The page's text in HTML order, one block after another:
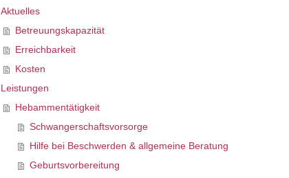
Aktuelles
Betreuungskapazität
Erreichbarkeit
Kosten
Leistungen
Hebammentätigkeit
Schwangerschaftsvorsorge
Hilfe bei Beschwerden & allgemeine Beratung
Geburtsvorbereitung